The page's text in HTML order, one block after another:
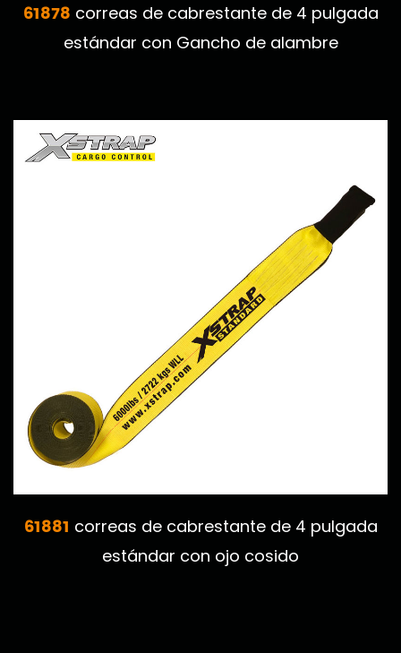
61878 correas de cabrestante de 4 pulgada
estándar con Gancho de alambre
61881 correas de cabrestante de 4 pulgada
estándar con ojo cosido